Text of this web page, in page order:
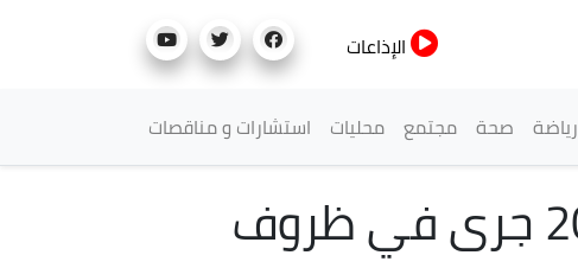
الإذاعات
رياضة صحة مجتمع محليات استشارات و مناقصات
سعداوي: انطلاق امتحان شهادة البكالوريا 2026 جرى في ظروف